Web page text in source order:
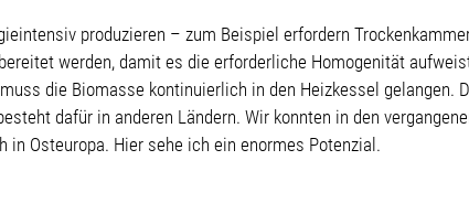
produzieren – zum Beispiel erfordern
werden, damit es die erforderliche Homogenität
die Biomasse kontinuierlich in den Heizkessel gelangen.
dafür in anderen Ländern. Wir konnten in den
Osteuropa. Hier sehe ich ein enormes Potenzial.